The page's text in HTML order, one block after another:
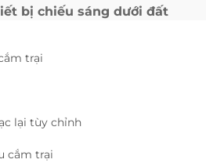
bị chiếu sáng dưới đất
trại
lại tùy chỉnh
cắm trại